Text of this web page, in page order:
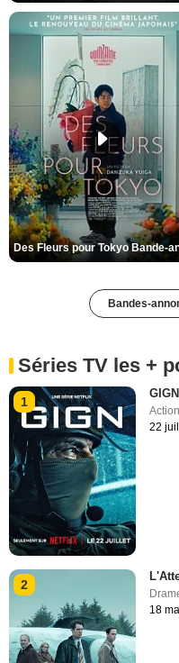
Bandes-
Séries TV les +
1
GIGN
Action
22
2
18